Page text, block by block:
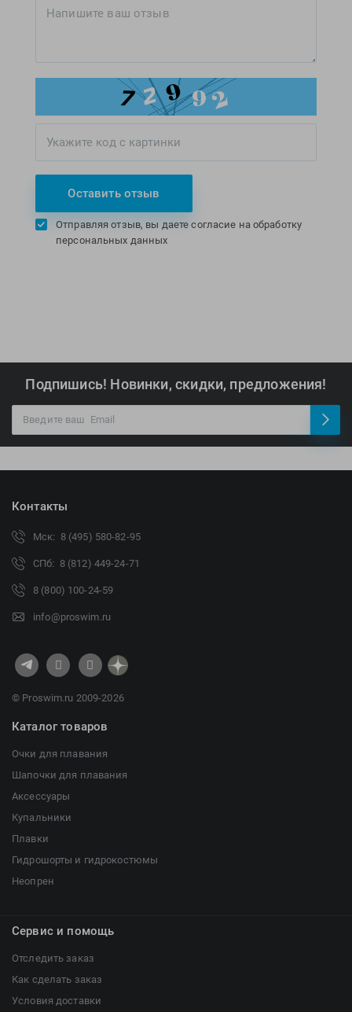
Оставить отзыв
Отправляя отзыв, вы даете согласие на обработку
персональных данных
Подпишись! Новинки, скидки, предложения!
Контакты
Мск: 8 (495) 580-82-95
СПб: 8 (812) 449-24-71
8 (800) 100-24-59
info@proswim.ru
© Proswim.ru 2009-2026
Каталог товаров
Очки для плавания
Шапочки для плавания
Аксессуары
Купальники
Плавки
Гидрошорты и гидрокостюмы
Неопрен
Сервис и помощь
Отследить заказ
Как сделать заказ
Условия доставки